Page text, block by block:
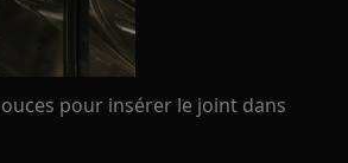
pour insérer le joint dans